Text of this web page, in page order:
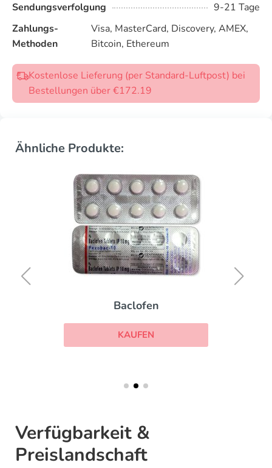
Sendungsverfolgung
9-21 Tage
Zahlungs-
Methoden
Visa, MasterCard, Discovery, AMEX,
Bitcoin, Ethereum
Kostenlose Lieferung (per Standard-Luftpost) bei
Bestellungen über €172.19
Ähnliche Produkte:
Baclofen
KAUFEN
Verfügbarkeit &
Preislandschaft